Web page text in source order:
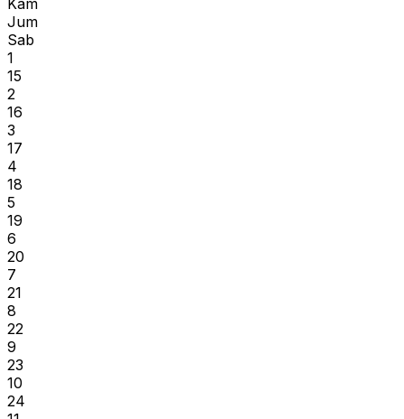
Kam
Jum
Sab
1
15
2
16
3
17
4
18
5
19
6
20
7
21
8
22
9
23
10
24